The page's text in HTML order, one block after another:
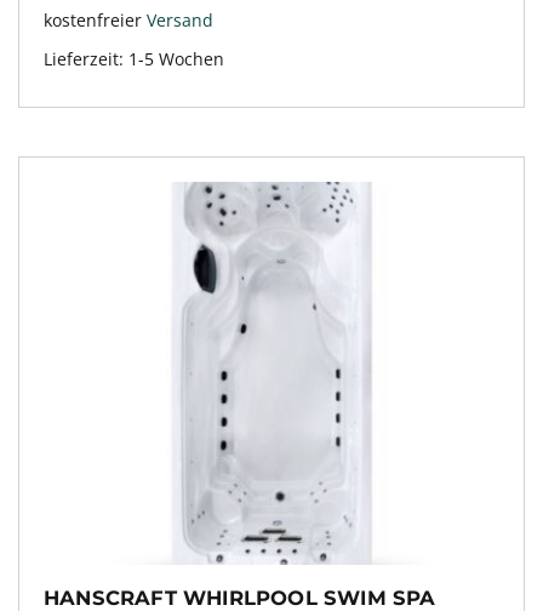
kostenfreier Versand
Lieferzeit: 1-5 Wochen
HANSCRAFT WHIRLPOOL SWIM SPA